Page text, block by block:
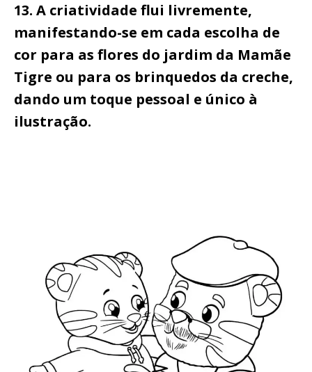
13. A criatividade flui livremente,
manifestando-se em cada escolha de
cor para as flores do jardim da Mamãe
Tigre ou para os brinquedos da creche,
dando um toque pessoal e único à
ilustração.